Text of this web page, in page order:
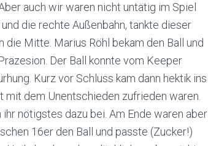
auch wir waren nicht untätig im Spiel
die rechte Außenbahn, tankte dieser
Mitte. Marius Röhl bekam den Ball und
Der Ball konnte vom Keeper
Kurz vor Schluss kam dann hektik ins
mit dem Unentschieden zufrieden waren.
nötigstes dazu bei. Am Ende waren aber
16er den Ball und passte (Zucker!)